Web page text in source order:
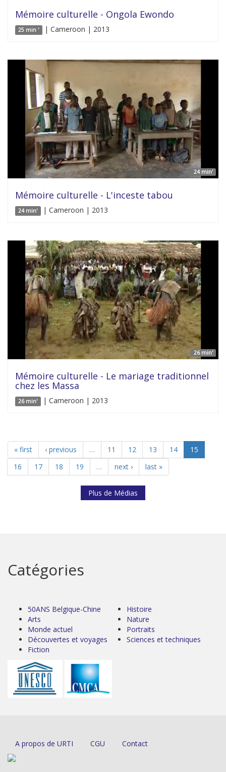
Mémoire culturelle - Ongola Ewondo
25 min ' | Cameroon | 2013
24 min'
Mémoire culturelle - L'inceste tabou
24 min' | Cameroon | 2013
26 min'
Mémoire culturelle - Le mariage traditionnel
chez les Massa
26 min' | Cameroon | 2013
« first ‹ previous … 11 12 13 14
15
16
17 18 19 … next › last »
Plus de Médias
Catégories
50ANS Belgique-Chine
Arts
Monde actuel
Découvertes et voyages
Fiction
Histoire
Nature
Portraits
Sciences et techniques
A propos de URTI CGU Contact